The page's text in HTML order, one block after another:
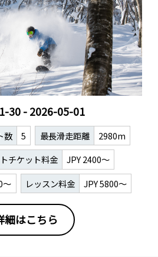
30 - 2026-05-01
数 5 最長滑走距離
2980m
チケット料金
JPY 2400～
～ レッスン料金 JPY 5800～
細はこちら